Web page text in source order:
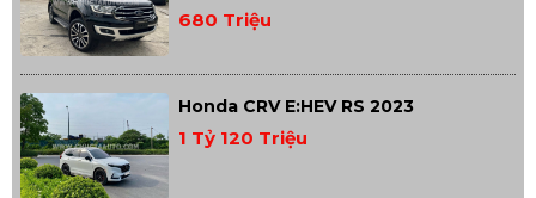
680 Triệu
Honda CRV E:HEV RS 2023
1 Tỷ 120 Triệu